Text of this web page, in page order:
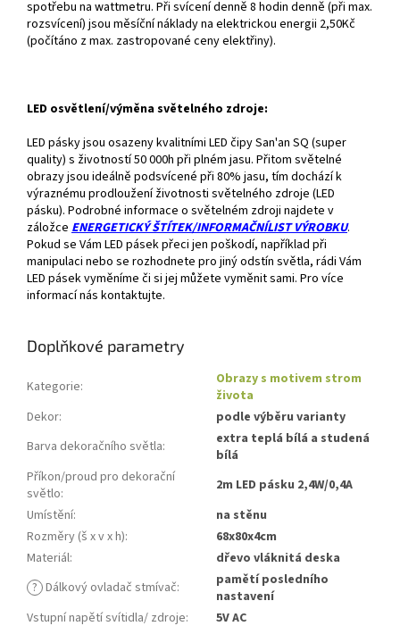
spotřebu na wattmetru. Při svícení denně 8 hodin denně (při max.
rozsvícení) jsou měsíční náklady na elektrickou energii 2,50Kč
(počítáno z max. zastropované ceny elektřiny).
LED osvětlení/výměna světelného zdroje:
LED pásky jsou osazeny kvalitními LED čipy San'an SQ (super
quality) s životností 50 000h při plném jasu. Přitom světelné
obrazy jsou ideálně podsvícené při 80% jasu, tím dochází k
výraznému prodloužení životnosti světelného zdroje (LED
pásku). Podrobné informace o světelném zdroji najdete v
záložce ENERGETICKÝ ŠTÍTEK/INFORMAČNÍLIST VÝROBKU.
Pokud se Vám LED pásek přeci jen poškodí, například při
manipulaci nebo se rozhodnete pro jiný odstín světla, rádi Vám
LED pásek vyměníme či si jej můžete vyměnit sami. Pro více
informací nás kontaktujte.
Doplňkové parametry
Kategorie:
Obrazy s motivem strom
života
Dekor:
podle výběru varianty
Barva dekoračního světla:
extra teplá bílá a studená
bílá
Příkon/proud pro dekorační
světlo:
2m LED pásku 2,4W/0,4A
Umístění:
na stěnu
Rozměry (š x v x h):
68x80x4cm
Materiál:
dřevo vláknitá deska
? Dálkový ovladač stmívač:
pamětí posledního
nastavení
Vstupní napětí svítidla/ zdroje:
5V AC